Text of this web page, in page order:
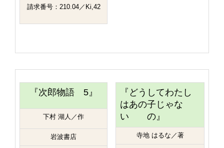
請求番号：210.04／Ki,42
『次郎物語 5』
下村 湖人／作
岩波書店
『どうしてわたし
はあの子じゃな
い の』
寺地 はるな／著